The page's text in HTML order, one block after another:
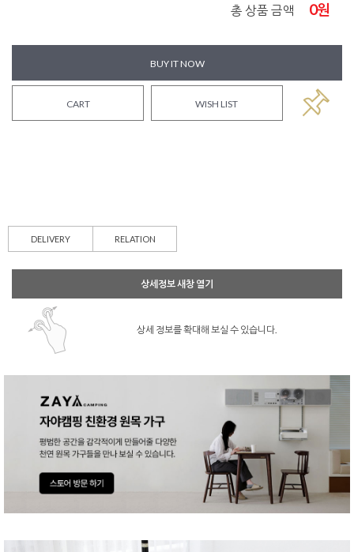
총 상품 금액 0원
BUY IT NOW
CART WISH LIST
DELIVERY RELATION
상세정보 새창 열기
상세 정보를 확대해 보실 수 있습니다.